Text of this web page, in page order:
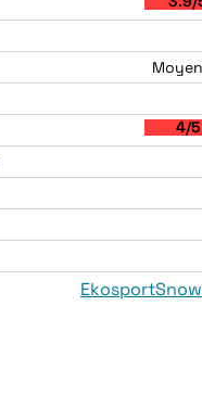
Moyen
4/5
Ekosport